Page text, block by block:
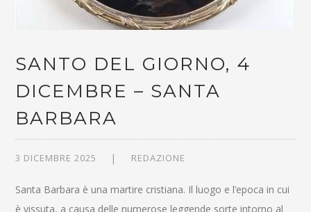
SANTO DEL GIORNO, 4
DICEMBRE – SANTA
BARBARA
3 DICEMBRE 2025 REDAZIONE
Santa Barbara è una martire cristiana. Il luogo e l’epoca in cui
è vissuta, a causa delle numerose leggende sorte intorno al